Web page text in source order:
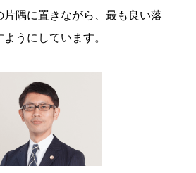
片隅に置きながら、最も良い落
うにしています。